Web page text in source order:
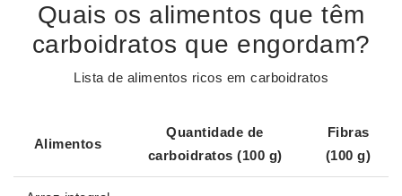
Quais os alimentos que têm
carboidratos que engordam?
Lista de alimentos ricos em carboidratos
Alimentos
Quantidade de
carboidratos (100 g)
Fibras
(100 g)